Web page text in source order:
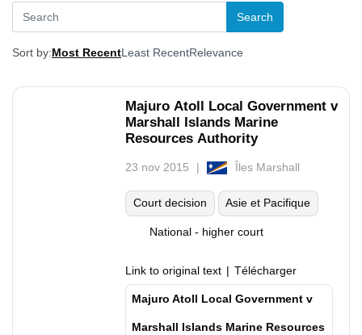
Sort by:Most RecentLeast RecentRelevance
Majuro Atoll Local Government v
Marshall Islands Marine
Resources Authority
23 nov 2015 Îles Marshall
Court decision Asie et Pacifique
National - higher court
Link to original text Télécharger
Majuro Atoll Local Government v
Marshall Islands Marine Resources